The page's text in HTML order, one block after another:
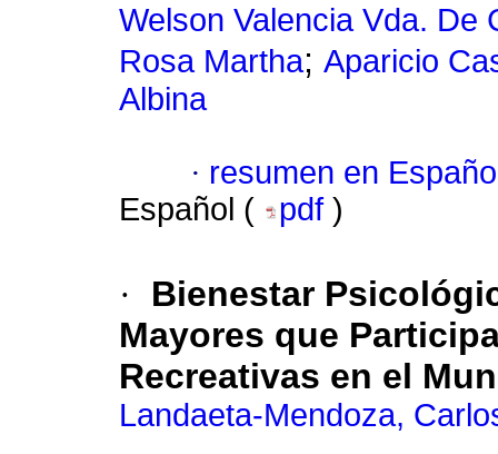
Welson Valencia Vda. De
Rosa Martha; Aparicio
Albina
· resumen en
Español (
pdf )
·
Bienestar
Mayores que
Recreativas en el
Landaeta-Mendoza,